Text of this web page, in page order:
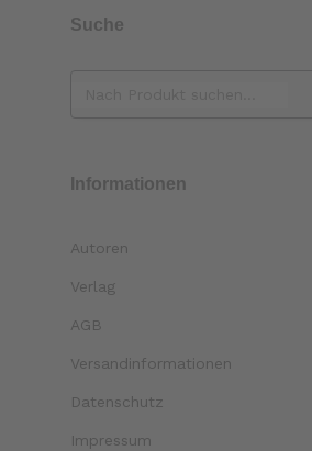
Suche
Informationen
Autoren
Verlag
AGB
Versandinformationen
Datenschutz
Impressum